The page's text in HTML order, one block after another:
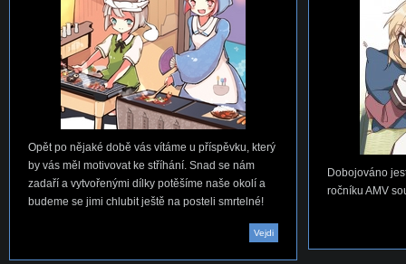
Opět po nějaké době vás vítáme u příspěvku, který
by vás měl motivovat ke stříhání. Snad se nám
zadaří a vytvořenými dílky potěšíme naše okolí a
budeme se jimi chlubit ještě na posteli smrtelné!
Vejdi
Dobojováno
ročníku AMV